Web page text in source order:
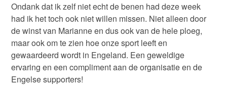
Ondank dat ik zelf niet echt de benen had deze week
had ik het toch ook niet willen missen. Niet alleen door
de winst van Marianne en dus ook van de hele ploeg,
maar ook om te zien hoe onze sport leeft en
gewaardeerd wordt in Engeland. Een geweldige
ervaring en een compliment aan de organisatie en de
Engelse supporters!